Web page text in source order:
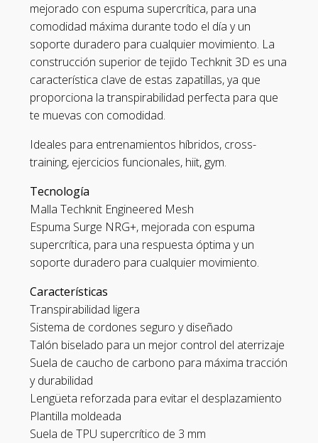
mejorado con espuma supercrítica, para una
comodidad máxima durante todo el día y un
soporte duradero para cualquier movimiento. La
construcción superior de tejido Techknit 3D es una
característica clave de estas zapatillas, ya que
proporciona la transpirabilidad perfecta para que
te muevas con comodidad.
Ideales para entrenamientos híbridos, cross-
training, ejercicios funcionales, hiit, gym.
Tecnología
Malla Techknit Engineered Mesh
Espuma Surge NRG+, mejorada con espuma
supercrítica, para una respuesta óptima y un
soporte duradero para cualquier movimiento.
Características
Transpirabilidad ligera
Sistema de cordones seguro y diseñado
Talón biselado para un mejor control del aterrizaje
Suela de caucho de carbono para máxima tracción
y durabilidad
Lengüeta reforzada para evitar el desplazamiento
Plantilla moldeada
Suela de TPU supercrítico de 3 mm